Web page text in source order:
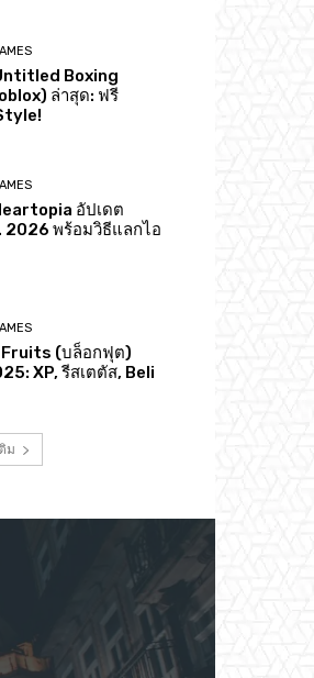
Boxing
ล่าสุด: ฟรี
อัปเดต
2026 พร้อมวิธีแลกไอ
Fruits (บล็อกฟุต)
XP, รีสเตตัส, Beli
ม